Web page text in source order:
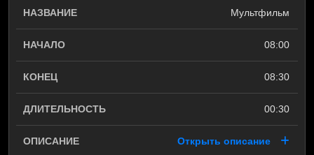
Mультфильм
08:00
08:30
00:30
Открыть описание